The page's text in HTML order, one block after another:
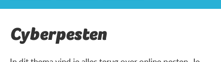
Cyberpesten